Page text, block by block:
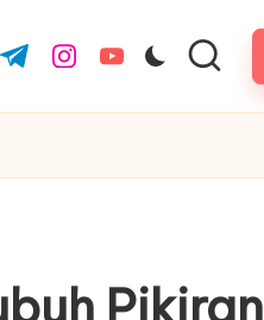
t.me instagram.com
youtube.com
Pikiran